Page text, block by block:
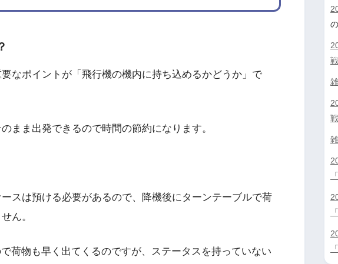
なポイントが「飛行機の機内に持ち込めるかどうか」で
まま出発できるので時間の節約になります。
スは預ける必要があるので、降機後にターンテーブルで荷
ん。
荷物も早く出てくるのですが、ステータスを持っていない